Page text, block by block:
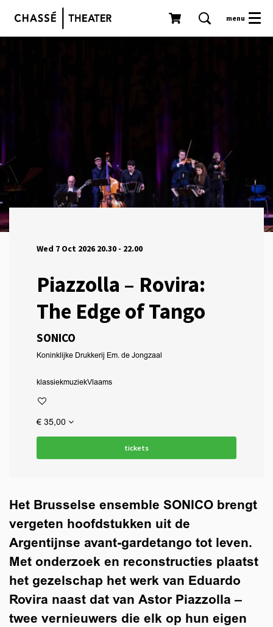
menu
Piazzolla – Rovira:
The Edge of Tango
SONICO
Wed 7 Oct 2026 20.30 - 22.00
Koninklijke Drukkerij Em. de Jongzaal
klassiekmuziekVlaams
€ 35,00
tickets
Het Brusselse ensemble SONICO brengt
vergeten hoofdstukken uit de
Argentijnse avant-gardetango tot leven.
Met onderzoek en reconstructies plaatst
het gezelschap het werk van Eduardo
Rovira naast dat van Astor Piazzolla –
twee vernieuwers die elk op hun eigen